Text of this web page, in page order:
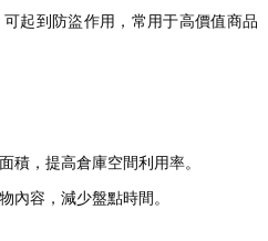
起到防盜作用，常用于高價值商品
積，提高倉庫空間利用率。
內容，減少盤點時間。